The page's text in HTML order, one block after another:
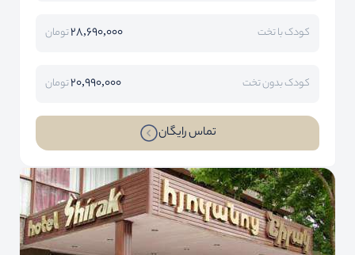
کودک با تخت 28,690,000تومان
کودک بدون تخت 20,990,000تومان
تماس رایگان